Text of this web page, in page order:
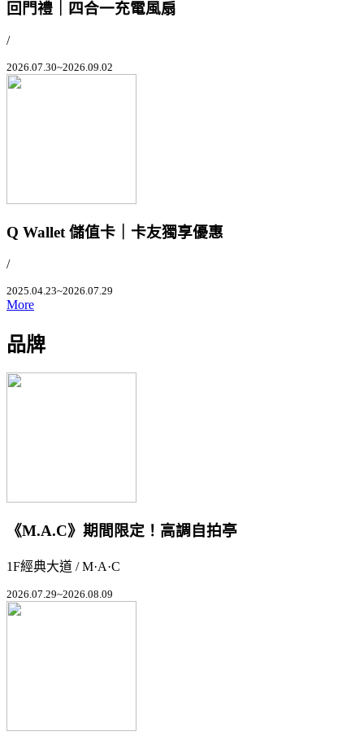
回門禮｜四合一充電風扇
/
2026.07.30~2026.09.02
Q Wallet 儲值卡｜卡友獨享優惠
/
2025.04.23~2026.07.29
More
品牌
《M.A.C》期間限定！高調自拍亭
1F經典大道 / M·A·C
2026.07.29~2026.08.09